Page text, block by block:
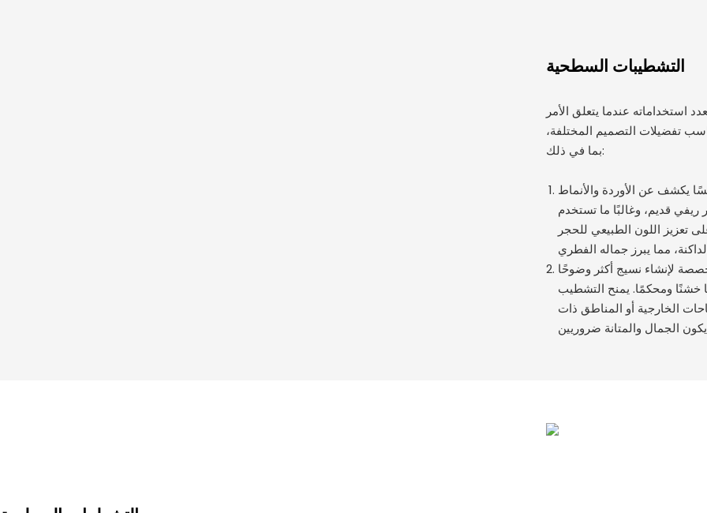
التشطيبات السطحية
استخداماته عندما يتعلق الأمر
تفضيلات التصميم المختلفة،
بما في ذلك:
يكشف عن الأوردة والأنماط
ريفي قديم، وغالبًا ما تستخدم
تعزيز اللون الطبيعي للحجر
لإنشاء نسيج أكثر وضوحًا
خشنًا ومحكمًا. يمنح التشطيب
الخارجية أو المناطق ذات